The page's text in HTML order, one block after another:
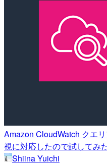
Amazon CloudWatch クエ
視に対応したので試してみ
Shiina Yuichi